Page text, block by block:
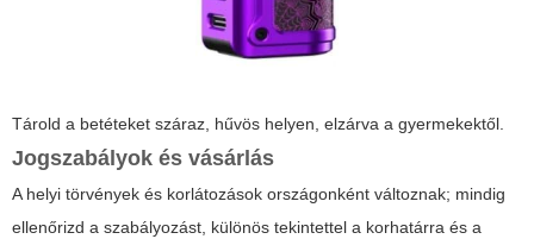
Tárold a betéteket száraz, hűvös helyen, elzárva a gyermekektől.
Jogszabályok és vásárlás
A helyi törvények és korlátozások országonként változnak; mindig
ellenőrizd a szabályozást, különös tekintettel a korhatárra és a